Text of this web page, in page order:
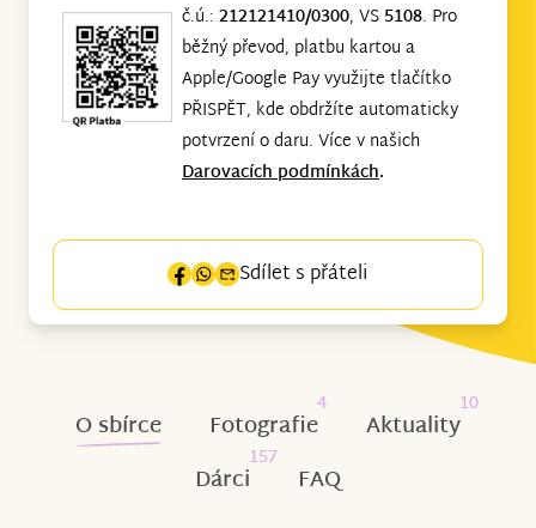
č.ú.:212121410/0300, VS5108. Pro
běžný převod, platbu kartou a
Apple/Google Pay využijte tlačítko
PŘISPĚT, kde obdržíte automaticky
potvrzení o daru. Více v našich
Darovacích podmínkách.
Sdílet s přáteli
O sbírce Fotografie
4
Aktuality
10
Dárci
157
FAQ